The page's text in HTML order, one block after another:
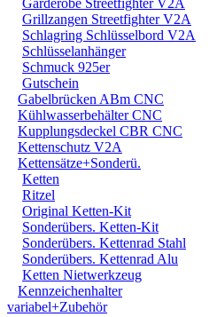
Garderobe Streetfighter V2A
Grillzangen Streetfighter V2A
Schlagring Schlüsselbord V2A
Schlüsselanhänger
Schmuck 925er
Gutschein
Gabelbrücken ABm CNC
Kühlwasserbehälter CNC
Kupplungsdeckel CBR CNC
Kettenschutz V2A
Kettensätze+Sonderü.
Ketten
Ritzel
Original Ketten-Kit
Sonderübers. Ketten-Kit
Sonderübers. Kettenrad Stahl
Sonderübers. Kettenrad Alu
Ketten Nietwerkzeug
Kennzeichenhalter
variabel+Zubehör